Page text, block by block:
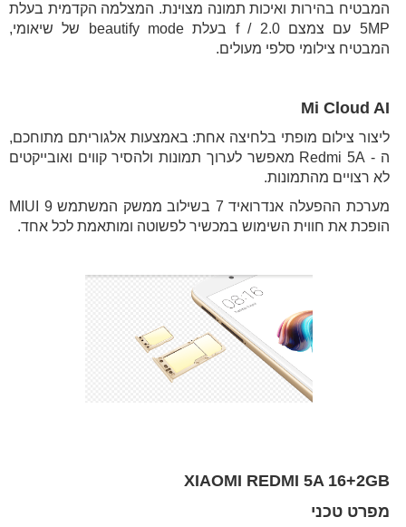
המבטיח בהירות ואיכות תמונה מצוינת. המצלמה הקדמית בעלת
5MP עם צמצם f / 2.0 בעלת beautify mode של שיאומי,
המבטיח צילומי סלפי מעולים.
Mi Cloud AI
ליצור צילום מופתי בלחיצה אחת: באמצעות אלגוריתם מתוחכם,
ה - Redmi 5A מאפשר לערוך תמונות ולהסיר קווים ואובייקטים
לא רצויים מהתמונות.
מערכת ההפעלה אנדרואיד 7 בשילוב ממשק המשתמש MIUI 9
הופכת את חווית השימוש במכשיר לפשוטה ומותאמת לכל אחד.
XIAOMI REDMI 5A 16+2GB
מפרט טכני